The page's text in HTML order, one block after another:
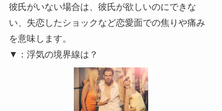
彼氏がいない場合は、彼氏が欲しいのにできな
い、失恋したショックなど恋愛面での焦りや痛み
を意味します。
▼：浮気の境界線は？